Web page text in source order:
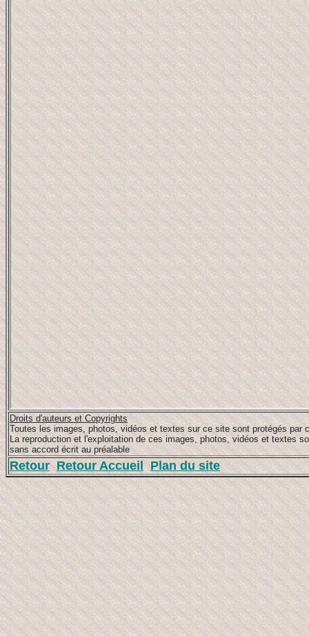
Droits d'auteurs et Copyrights
Toutes les images, photos, vidéos et textes sur ce site sont protégés par
La reproduction et l'exploitation de ces images, photos, vidéos et textes
sans accord écrit au préalable
Retour Retour Accueil Plan du site